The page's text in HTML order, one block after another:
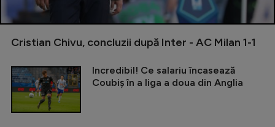
Cristian Chivu, concluzii după Inter - AC Milan 1-1
Incredibil! Ce salariu încasează
Coubiș în a liga a doua din Anglia